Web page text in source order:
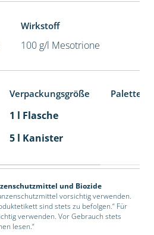
Wirkstoff
100 g/l Mesotrione
Verpackungsgröße
1 l Flasche
5 l Kanister
und Biozide
vorsichtig verwenden.
sind stets zu befolgen.“ Für
verwenden. Vor Gebrauch stets
lesen.“